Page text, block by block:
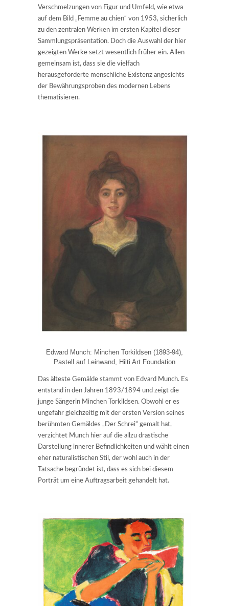
Verschmelzungen von Figur und Umfeld, wie etwa
auf dem Bild „Femme au chien“ von 1953, sicherlich
zu den zentralen Werken im ersten Kapitel dieser
Sammlungspräsentation. Doch die Auswahl der hier
gezeigten Werke setzt wesentlich früher ein. Allen
gemeinsam ist, dass sie die vielfach
herausgeforderte menschliche Existenz angesichts
der Bewährungsproben des modernen Lebens
thematisieren.
Edward Munch: Minchen Torkildsen (1893-94),
Pastell auf Leinwand, Hilti Art Foundation
Das älteste Gemälde stammt von Edvard Munch. Es
entstand in den Jahren 1893/1894 und zeigt die
junge Sängerin Minchen Torkildsen. Obwohl er es
ungefähr gleichzeitig mit der ersten Version seines
berühmten Gemäldes „Der Schrei“ gemalt hat,
verzichtet Munch hier auf die allzu drastische
Darstellung innerer Befindlichkeiten und wählt einen
eher naturalistischen Stil, der wohl auch in der
Tatsache begründet ist, dass es sich bei diesem
Porträt um eine Auftragsarbeit gehandelt hat.